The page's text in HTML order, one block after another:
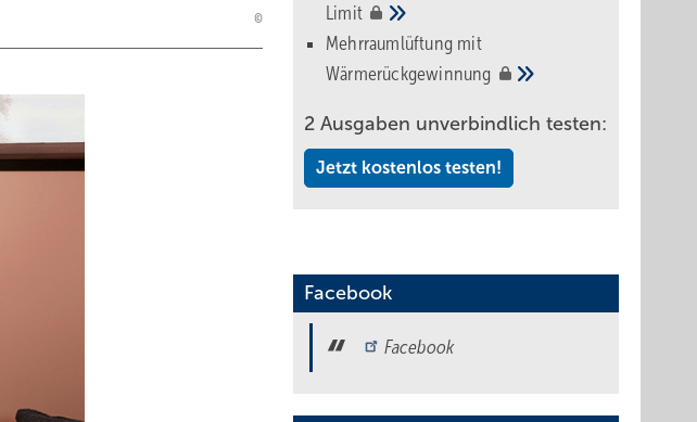
Limit
Mehrraumlüftung mit
Wärmerückgewinnung
2 Ausgaben unverbindlich testen:
Jetzt kostenlos testen!
Facebook
Facebook